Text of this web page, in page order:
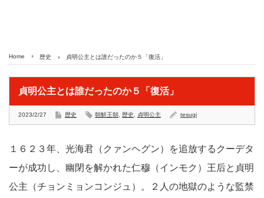
Home 歴史 貞明公主とは誰だったのか５「復活」
貞明公主とは誰だったのか５「復活」
2023/2/27 歴史 朝鮮王朝 歴史 貞明公主 tesugi
１６２３年、光海君（クァンヘグン）を追放するクーデタ
ーが成功し、幽閉を解かれた仁穆（インモク）王后と貞明
公主（チョンミョンコンジュ）。２人の地獄のような監禁